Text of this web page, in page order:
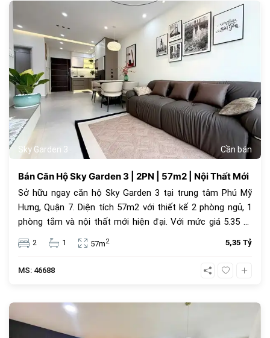
Sky Garden 3 Cần bán
180
Bán Căn Hộ Sky Garden 3 | 2PN | 57m2 | Nội Thất Mới
Sở hữu ngay căn hộ Sky Garden 3 tại trung tâm Phú Mỹ
Hưng, Quận 7. Diện tích 57m2 với thiết kế 2 phòng ngủ, 1
phòng tắm và nội thất mới hiện đại. Với mức giá 5.35 tỷ
đồng, đây là lựa chọn an cư lý tưởng hoặc đầu tư cho
thuê sinh lời cao trong cộng đồng văn minh.
2 1 57m2 5,35 Tỷ
MS: 46688